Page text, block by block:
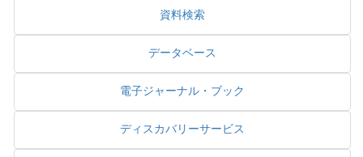
資料検索
データベース
電子ジャーナル・ブック
ディスカバリーサービス